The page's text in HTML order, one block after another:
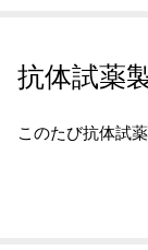
抗体試薬
このたび抗体試